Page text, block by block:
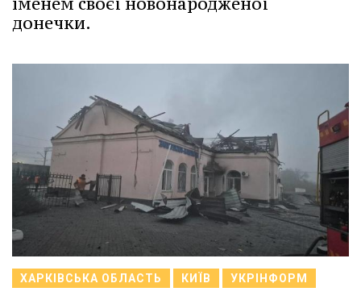
донечки.
ХАРКІВСЬКА ОБЛАСТЬ КИЇВ УКРІНФОРМ